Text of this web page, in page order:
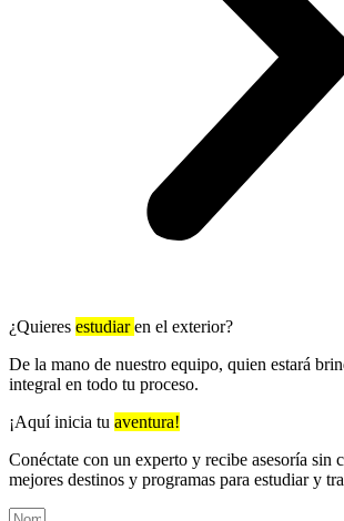
¿Quieres estudiaren el exterior?
De la mano de nuestro equipo, quien estará
integral en todo tu proceso.
¡Aquí inicia tu aventura!
Conéctate con un experto y recibe asesoría sin
mejores destinos y programas para estudiar y